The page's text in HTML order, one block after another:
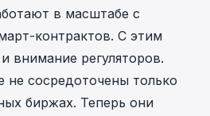
в масштабе с
контрактов. С этим
внимание регуляторов.
не сосредоточены только
биржах. Теперь они